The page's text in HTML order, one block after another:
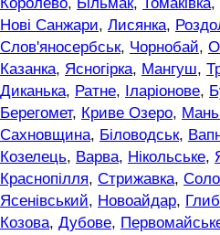
Королево, Більмак, Томаківка,
Нові Санжари, Лисянка,
Слов'яносербськ, Чорнобай,
Казанка, Ясногірка, Мангуш,
Диканька, Ратне, Іларіонове,
Берегомет, Криве Озеро,
Сахновщина, Біловодськ,
Козелець, Варва, Нікольське,
Краснопілля, Стрижавка,
Ясенівський, Новоайдар,
Козова, Дубове,